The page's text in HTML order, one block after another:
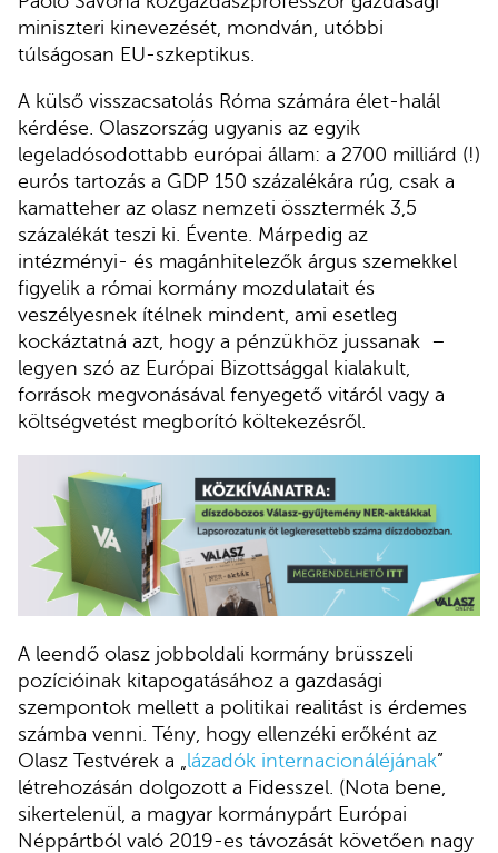
miniszteri kinevezését, mondván, utóbbi
túlságosan EU-szkeptikus.
A külső visszacsatolás Róma számára élet-halál
kérdése. Olaszország ugyanis az egyik
legeladósodottabb európai állam: a 2700 milliárd (!)
eurós tartozás a GDP 150 százalékára rúg, csak a
kamatteher az olasz nemzeti össztermék 3,5
százalékát teszi ki. Évente. Márpedig az
intézményi- és magánhitelezők árgus szemekkel
figyelik a római kormány mozdulatait és
veszélyesnek ítélnek mindent, ami esetleg
kockáztatná azt, hogy a pénzükhöz jussanak –
legyen szó az Európai Bizottsággal kialakult,
források megvonásával fenyegető vitáról vagy a
költségvetést megborító költekezésről.
A leendő olasz jobboldali kormány brüsszeli
pozícióinak kitapogatásához a gazdasági
szempontok mellett a politikai realitást is érdemes
számba venni. Tény, hogy ellenzéki erőként az
Olasz Testvérek a „ lázadók internacionáléjának”
létrehozásán dolgozott a Fidesszel. (Nota bene,
sikertelenül, a magyar kormánypárt Európai
Néppártból való 2019-es távozását követően nagy